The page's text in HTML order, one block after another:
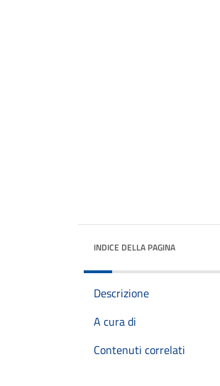
INDICE DELLA PAGINA
Descrizione
A cura di
Contenuti correlati